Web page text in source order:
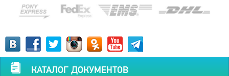
КАТАЛОГ ДОКУМЕНТОВ